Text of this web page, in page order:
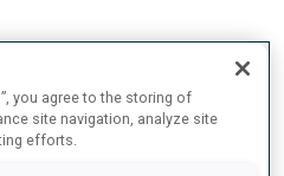
you agree to the storing of
site navigation, analyze site
efforts.